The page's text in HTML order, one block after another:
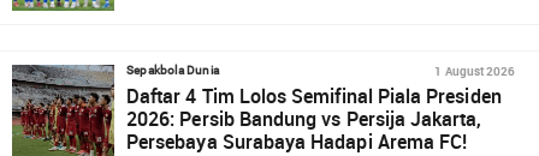
Sepakbola Dunia 1 August 2026
Daftar 4 Tim Lolos Semifinal Piala Presiden
2026: Persib Bandung vs Persija Jakarta,
Persebaya Surabaya Hadapi Arema FC!